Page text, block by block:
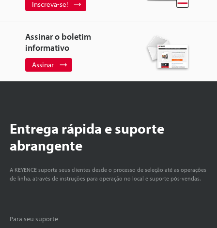
Inscreva-se!
Assinar o boletim
informativo
Assinar
Entrega rápida e suporte
abrangente
A KEYENCE suporta seus clientes desde o processo de seleção até as operações
de linha, através de instruções para operação no local e suporte pós-vendas.
Para seu suporte